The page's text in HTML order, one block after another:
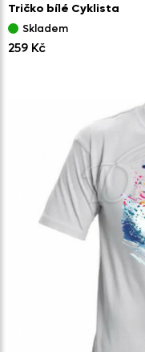
Tričko bílé Cyklista
Skladem
259 Kč